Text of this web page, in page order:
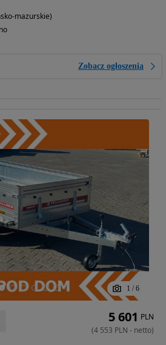
mazurskie)
Zobacz ogłoszenia
1 / 6
5 601 PLN
(4 553 PLN - netto)